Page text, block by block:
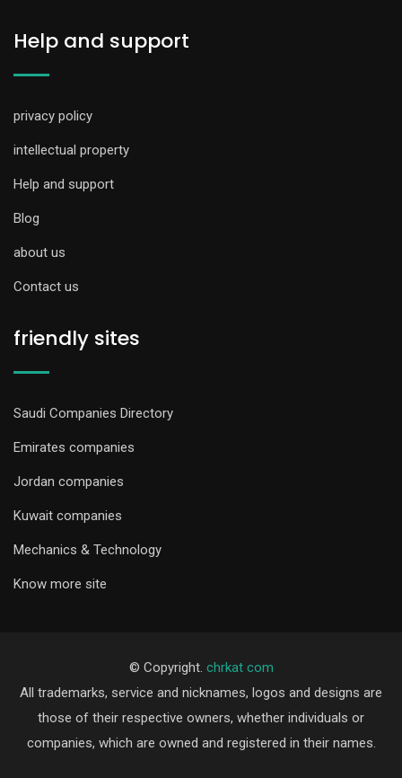
Help and support
privacy policy
intellectual property
Help and support
Blog
about us
Contact us
friendly sites
Saudi Companies Directory
Emirates companies
Jordan companies
Kuwait companies
Mechanics & Technology
Know more site
© Copyright. chrkat com
All trademarks, service and nicknames, logos and designs are
those of their respective owners, whether individuals or
companies, which are owned and registered in their names.